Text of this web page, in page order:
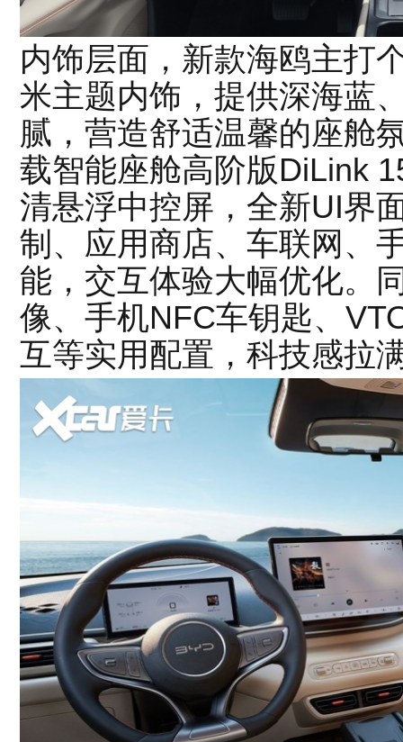
内饰层面，新款海鸥主打
米主题内饰，提供深海蓝
腻，营造舒适温馨的座舱
载智能座舱高阶版DiLink
清悬浮中控屏，全新UI界
制、应用商店、车联网、
能，交互体验大幅优化。
像、手机NFC车钥匙、
互等实用配置，科技感拉